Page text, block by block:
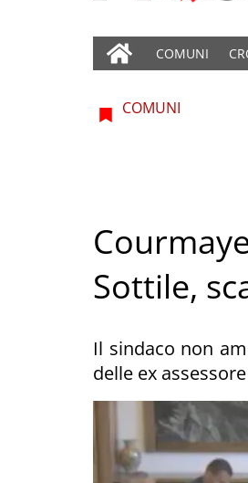
COMUNI
COMUNI
Sottile,
Il sindaco non
delle ex